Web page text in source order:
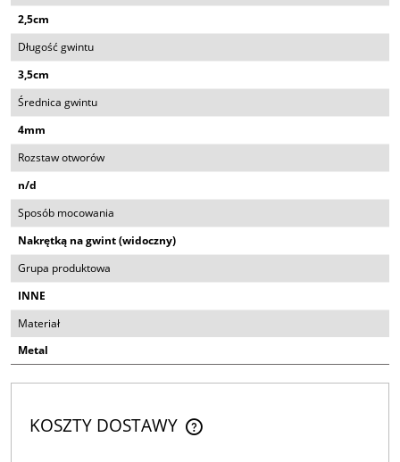
2,5cm
Długość gwintu
3,5cm
Średnica gwintu
4mm
Rozstaw otworów
n/d
Sposób mocowania
Nakrętką na gwint (widoczny)
Grupa produktowa
INNE
Materiał
Metal
KOSZTY DOSTAWY
CENA NIE ZAWIERA EWENTUALNYCH KOSZTÓW PŁATNOŚCI